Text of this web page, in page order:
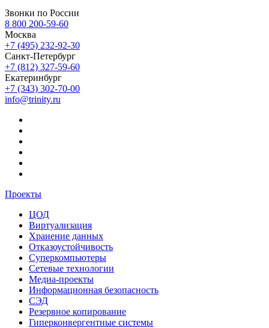
Звонки по России
8 800 200-59-60
Москва
+7 (495) 232-92-30
Санкт-Петербург
+7 (812) 327-59-60
Екатеринбург
+7 (343) 302-70-00
info@trinity.ru
Проекты
ЦОД
Виртуализация
Хранение данных
Отказоустойчивость
Суперкомпьютеры
Сетевые технологии
Медиа-проекты
Информационная безопасность
СЭД
Резервное копирование
Гиперконвергентные системы